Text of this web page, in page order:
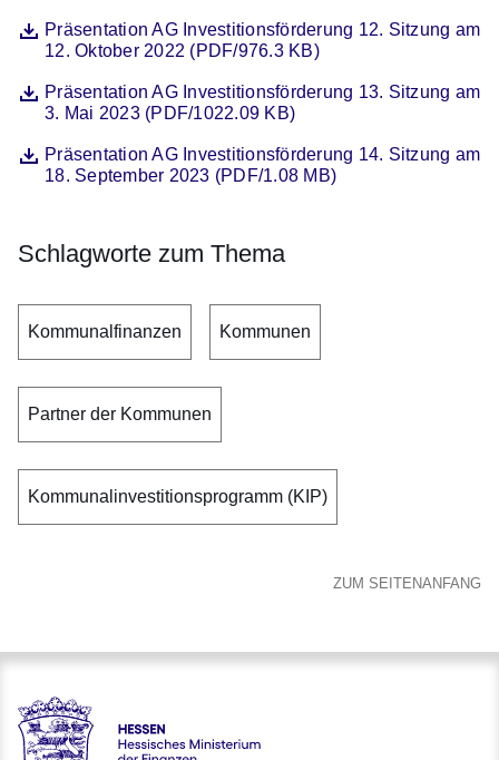
DateiPräsentation AG Investitionsförderung 12. Sitzung am
12. Oktober 2022 (PDF/976.3 KB)
Öffnet sich in einem neuen Fenster
DateiPräsentation AG Investitionsförderung 13. Sitzung am
3. Mai 2023 (PDF/1022.09 KB)
Öffnet sich in einem neuen Fenster
DateiPräsentation AG Investitionsförderung 14. Sitzung am
18. September 2023 (PDF/1.08 MB)
Öffnet sich in einem neuen Fenster
Schlagworte zum Thema
Kommunalfinanzen Kommunen
Partner der Kommunen
Kommunalinvestitionsprogramm (KIP)
ZUM SEITENANFANG